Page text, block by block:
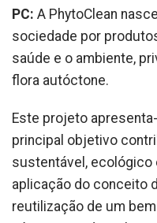
PC: A PhytoClean
sociedade por
saúde e o ambiente,
flora autóctone.
Este projeto
principal objetivo
sustentável, ecológico
aplicação do conceito
reutilização de um